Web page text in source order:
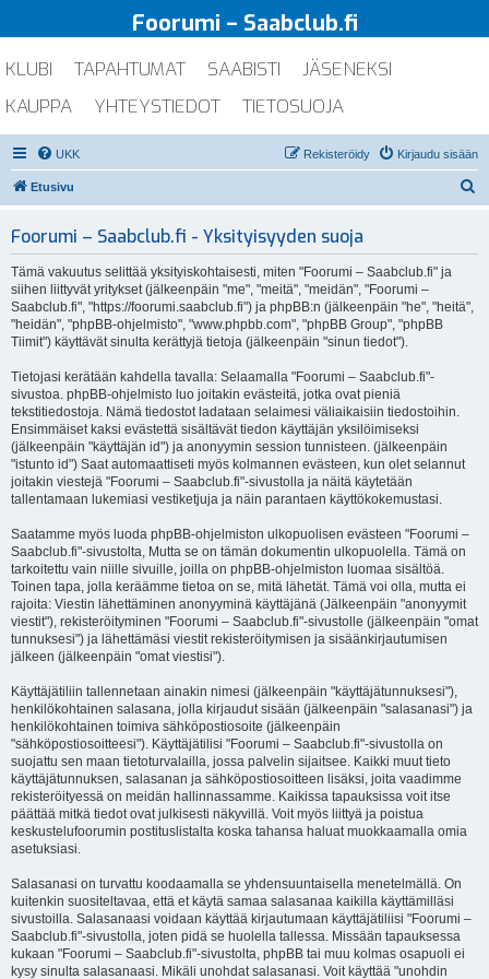
Foorumi – Saabclub.fi
KLUBI TAPAHTUMAT SAABISTI
JÄSENEKSI
KAUPPA
YHTEYSTIEDOT TIETOSUOJA
UKK Kirjaudu sisään
Rekisteröidy
Etusivu
Foorumi – Saabclub.fi - Yksityisyyden suoja
Tämä vakuutus selittää yksityiskohtaisesti, miten "Foorumi – Saabclub.fi" ja
siihen liittyvät yritykset (jälkeenpäin "me", "meitä", "meidän", "Foorumi –
Saabclub.fi", "https://foorumi.saabclub.fi") ja phpBB:n (jälkeenpäin "he", "heitä",
"heidän", "phpBB-ohjelmisto", "www.phpbb.com", "phpBB Group", "phpBB
Tiimit") käyttävät sinulta kerättyjä tietoja (jälkeenpäin "sinun tiedot").
Tietojasi kerätään kahdella tavalla: Selaamalla "Foorumi – Saabclub.fi"-
sivustoa. phpBB-ohjelmisto luo joitakin evästeitä, jotka ovat pieniä
tekstitiedostoja. Nämä tiedostot ladataan selaimesi väliaikaisiin tiedostoihin.
Ensimmäiset kaksi evästettä sisältävät tiedon käyttäjän yksilöimiseksi
(jälkeenpäin "käyttäjän id") ja anonyymin session tunnisteen. (jälkeenpäin
"istunto id") Saat automaattiseti myös kolmannen evästeen, kun olet selannut
joitakin viestejä "Foorumi – Saabclub.fi"-sivustolla ja näitä käytetään
tallentamaan lukemiasi vestiketjuja ja näin parantaen käyttökokemustasi.
Saatamme myös luoda phpBB-ohjelmiston ulkopuolisen evästeen "Foorumi –
Saabclub.fi"-sivustolta, Mutta se on tämän dokumentin ulkopuolella. Tämä on
tarkoitettu vain niille sivuille, joilla on phpBB-ohjelmiston luomaa sisältöä.
Toinen tapa, jolla keräämme tietoa on se, mitä lähetät. Tämä voi olla, mutta ei
rajoita: Viestin lähettäminen anonyyminä käyttäjänä (Jälkeenpäin "anonyymit
viestit"), rekisteröityminen "Foorumi – Saabclub.fi"-sivustolle (jälkeenpäin "omat
tunnuksesi") ja lähettämäsi viestit rekisteröitymisen ja sisäänkirjautumisen
jälkeen (jälkeenpäin "omat viestisi").
Käyttäjätiliin tallennetaan ainakin nimesi (jälkeenpäin "käyttäjätunnuksesi"),
henkilökohtainen salasana, jolla kirjaudut sisään (jälkeenpäin "salasanasi") ja
henkilökohtainen toimiva sähköpostiosoite (jälkeenpäin
"sähköpostiosoitteesi"). Käyttäjätilisi "Foorumi – Saabclub.fi"-sivustolla on
suojattu sen maan tietoturvalailla, jossa palvelin sijaitsee. Kaikki muut tieto
käyttäjätunnuksen, salasanan ja sähköpostiosoitteen lisäksi, joita vaadimme
rekisteröityessä on meidän hallinnassamme. Kaikissa tapauksissa voit itse
päättää mitkä tiedot ovat julkisesti näkyvillä. Voit myös liittyä ja poistua
keskustelufoorumin postituslistalta koska tahansa haluat muokkaamalla omia
asetuksiasi.
Salasanasi on turvattu koodaamalla se yhdensuuntaisella menetelmällä. On
kuitenkin suositeltavaa, että et käytä samaa salasanaa kaikilla käyttämilläsi
sivustoilla. Salasanaasi voidaan käyttää kirjautumaan käyttäjätiliisi "Foorumi –
Saabclub.fi"-sivustolla, joten pidä se huolella tallessa. Missään tapauksessa
kukaan "Foorumi – Saabclub.fi"-sivustolta, phpBB tai muu kolmas osapuoli ei
kysy sinulta salasanaasi. Mikäli unohdat salasanasi. Voit käyttää "unohdin